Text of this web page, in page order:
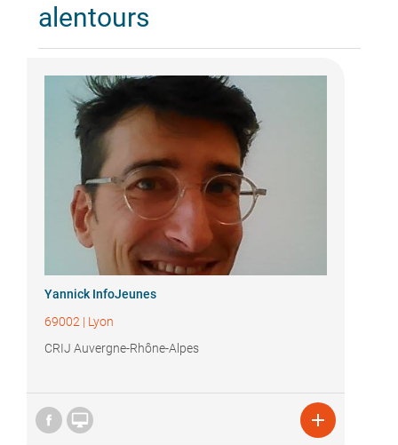
alentours
Yannick InfoJeunes
69002 | Lyon
CRIJ Auvergne-Rhône-Alpes
 